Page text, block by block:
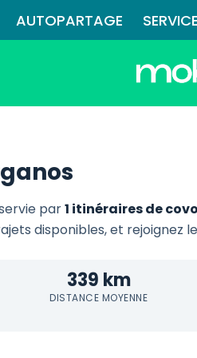
AUTOPARTAGE
par1 itinéraires de
disponibles, et rejoignez
339 km
DISTANCE MOYENNE